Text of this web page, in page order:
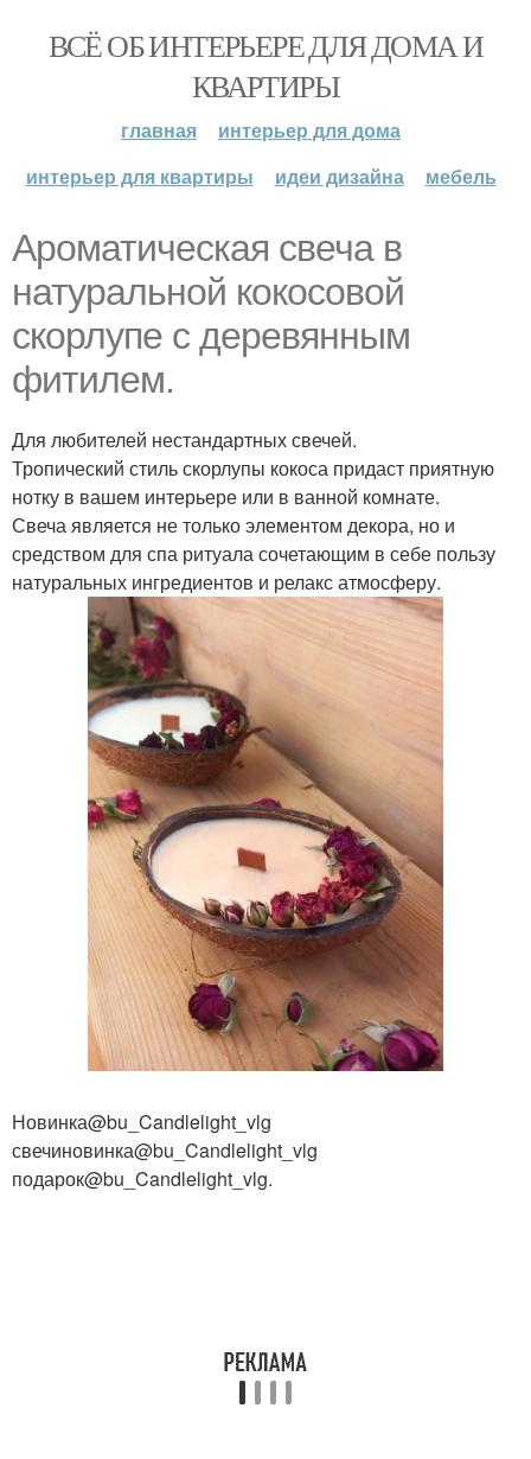
ВСЁ ОБ ИНТЕРЬЕРЕ ДЛЯ ДОМА И
КВАРТИРЫ
главная
интерьер для дома
интерьер для квартиры
идеи дизайна мебель
Ароматическая свеча в
натуральной кокосовой
скорлупе с деревянным
фитилем.
Для любителей нестандартных свечей.
Тропический стиль скорлупы кокоса придаст приятную
нотку в вашем интерьере или в ванной комнате.
Свеча является не только элементом декора, но и
средством для спа ритуала сочетающим в себе пользу
натуральных ингредиентов и релакс атмосферу.
Новинка@bu_Candlelight_vlg
свечиновинка@bu_Candlelight_vlg
подарок@bu_Candlelight_vlg.